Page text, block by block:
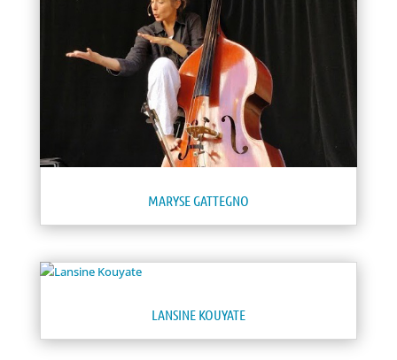
MARYSE GATTEGNO
LANSINE KOUYATE